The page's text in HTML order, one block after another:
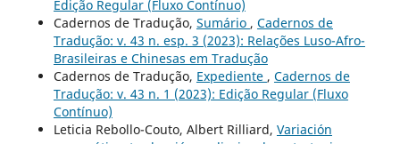
Edição Regular (Fluxo Contínuo)
Cadernos de Tradução, Sumário , Cadernos de
Tradução: v. 43 n. esp. 3 (2023): Relações Luso-Afro-
Brasileiras e Chinesas em Tradução
Cadernos de Tradução, Expediente , Cadernos de
Tradução: v. 43 n. 1 (2023): Edição Regular (Fluxo
Contínuo)
Leticia Rebollo-Couto, Albert Rilliard, Variación